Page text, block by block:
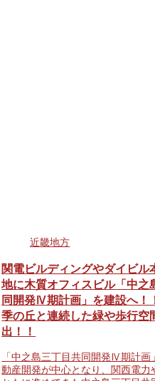
近畿地方
関電ビルディングやダイビル
地に木質オフィスビル「中之
同開発Ⅳ期計画」を建設へ！
季の丘と連続した緑や歩行空
出！！
「中之島三丁目共同開発Ⅳ期計画
動産開発が中心となり、関西電力